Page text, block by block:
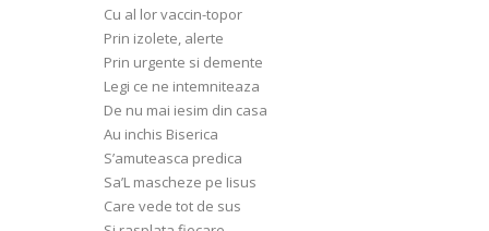
Cu al lor vaccin-topor
Prin izolete, alerte
Prin urgente si demente
Legi ce ne intemniteaza
De nu mai iesim din casa
Au inchis Biserica
S’amuteasca predica
Sa’L mascheze pe Iisus
Care vede tot de sus